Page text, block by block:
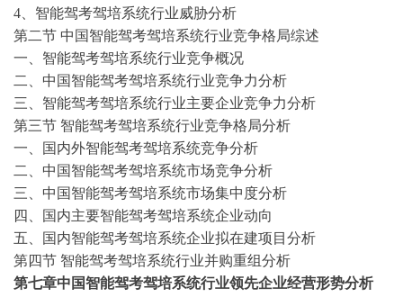
4、智能驾考驾培系统行业威胁分析
第二节 中国智能驾考驾培系统行业竞争格局综述
一、智能驾考驾培系统行业竞争概况
二、中国智能驾考驾培系统行业竞争力分析
三、智能驾考驾培系统行业主要企业竞争力分析
第三节 智能驾考驾培系统行业竞争格局分析
一、国内外智能驾考驾培系统竞争分析
二、中国智能驾考驾培系统市场竞争分析
三、中国智能驾考驾培系统市场集中度分析
四、国内主要智能驾考驾培系统企业动向
五、国内智能驾考驾培系统企业拟在建项目分析
第四节 智能驾考驾培系统行业并购重组分析
第七章中国智能驾考驾培系统行业领先企业经营形势分析